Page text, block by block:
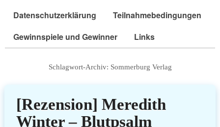
Datenschutzerklärung
Teilnahmebedingungen
Gewinnspiele und Gewinner
Links
Schlagwort-Archiv: Sommerburg Verlag
[Rezension] Meredith
Winter – Blutpsalm